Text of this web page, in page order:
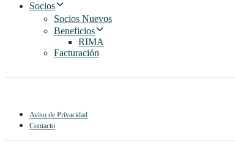
Socios
Socios Nuevos
Beneficios
RIMA
Facturación
Aviso de Privacidad
Contacto